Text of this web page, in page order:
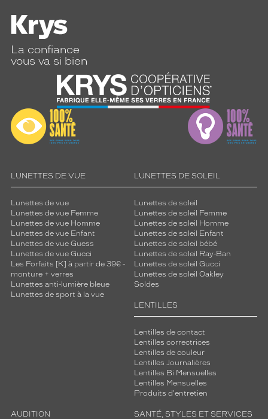
La confiance
vous va si bien
LUNETTES DE VUE
Lunettes de vue
Lunettes de vue Femme
Lunettes de vue Homme
Lunettes de vue Enfant
Lunettes de vue Guess
Lunettes de vue Gucci
Les Forfaits [K] à partir de 39€ -
monture + verres
Lunettes anti-lumière bleue
Lunettes de sport à la vue
LUNETTES DE SOLEIL
Lunettes de soleil
Lunettes de soleil Femme
Lunettes de soleil Homme
Lunettes de soleil Enfant
Lunettes de soleil bébé
Lunettes de soleil Ray-Ban
Lunettes de soleil Gucci
Lunettes de soleil Oakley
Soldes
LENTILLES
Lentilles de contact
Lentilles correctrices
Lentilles de couleur
Lentilles Journalières
Lentilles Bi Mensuelles
Lentilles Mensuelles
Produits d'entretien
AUDITION SANTÉ, STYLES ET SERVICES